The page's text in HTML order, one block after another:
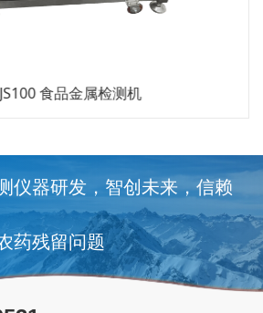
食品金属检测机
仪器研发，智创未来，信赖
药残留问题